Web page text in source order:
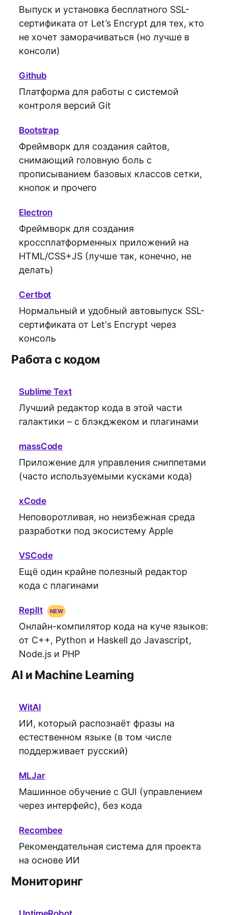
Выпуск и установка бесплатного SSL-
сертификата от Let’s Encrypt для тех, кто
не хочет заморачиваться (но лучше в
консоли)
Github
Платформа для работы с системой
контроля версий Git
Bootstrap
Фреймворк для создания сайтов,
снимающий головную боль с
прописыванием базовых классов сетки,
кнопок и прочего
Electron
Фреймворк для создания
кроссплатформенных приложений на
HTML/CSS+JS (лучше так, конечно, не
делать)
Certbot
Нормальный и удобный автовыпуск SSL-
сертификата от Let's Encrypt через
консоль
Работа с кодом
Sublime Text
Лучший редактор кода в этой части
галактики – с блэкджеком и плагинами
massCode
Приложение для управления сниппетами
(часто используемыми кусками кода)
xCode
Неповоротливая, но неизбежная среда
разработки под экосистему Apple
VSCode
Ещё один крайне полезный редактор
кода с плагинами
ReplIt
Онлайн-компилятор кода на куче языков:
от C++, Python и Haskell до Javascript,
Node.js и PHP
AI и Machine Learning
WitAI
ИИ, который распознаёт фразы на
естественном языке (в том числе
поддерживает русский)
MLJar
Машинное обучение с GUI (управлением
через интерфейс), без кода
Recombee
Рекомендательная система для проекта
на основе ИИ
Мониторинг